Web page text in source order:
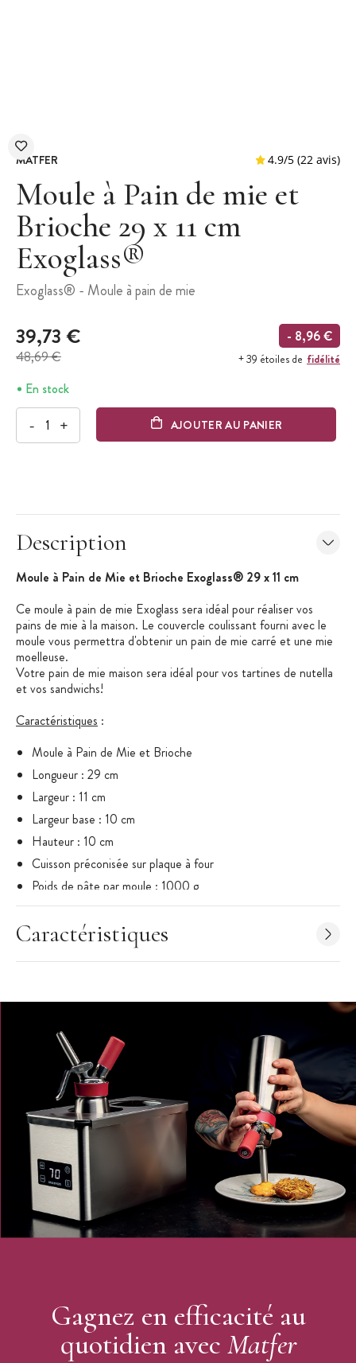
MATFER
Moule à Pain de mie et
Brioche 29 x 11 cm
Exoglass®
Exoglass® - Moule à pain de mie
39,73 €
48,69 €
- 8,96 €
+ 39 étoiles de fidélité
En stock
- + AJOUTER AU PANIER
Description
Moule à Pain de Mie et Brioche Exoglass® 29 x 11 cm
Ce moule à pain de mie Exoglass sera idéal pour réaliser vos
pains de mie à la maison. Le couvercle coulissant fourni avec le
moule vous permettra d'obtenir un pain de mie carré et une mie
moelleuse.
Votre pain de mie maison sera idéal pour vos tartines de nutella
et vos sandwichs!
Caractéristiques :
Moule à Pain de Mie et Brioche
Longueur : 29 cm
Largeur : 11 cm
Largeur base : 10 cm
Hauteur : 10 cm
Cuisson préconisée sur plaque à four
Poids de pâte par moule : 1000 g
Vendu à l'unité avec couvercle
Avantages des moules Exoglass®
matériau composite supportant de - 20°C à + 250°C
Un graissage régulier facilite le démoulage
Entretien facile :le moule à pain de mie Exoglass® supporte
le lave-vaisselle
Caractéristiques
Gagnez en efficacité au
quotidien avec Matfer